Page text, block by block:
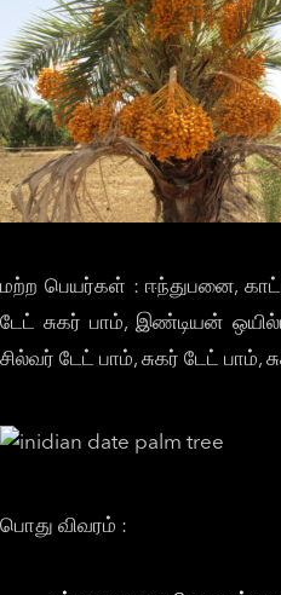
மற்ற பெயர்கள் : ஈந்துபனை,
டேட் சுகர் பாம், இண்டியன்
சில்வர் டேட் பாம், சுகர் டேட் பாம்,
பொது விவரம் :